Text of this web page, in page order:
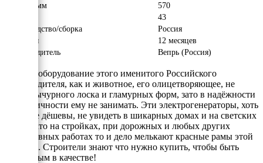
Высота, мм
570
43
Производство/сборка
Россия
Гарантия
12 месяцев
Производитель
Вепрь (Россия)
оборудование этого именитого Российского
производителя, как и животное, его олицетворяющее, не
имеет вычурного лоска и гламурных форм, зато в надёжности
и практичности ему не занимать. Эти электрогенераторы, хоть
они и не дёшевы, не увидеть в шикарных домах и на светских
дачах, зато на стройках, при дорожных и любых других
интенсивных работах то и дело мелькают красные рамы этой
техники. Строители знают что нужно купить, чтобы быть
уверенным в качестве!